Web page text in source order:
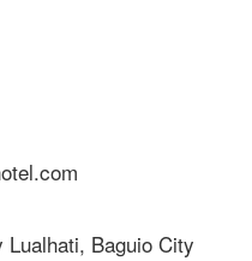
Baguio City